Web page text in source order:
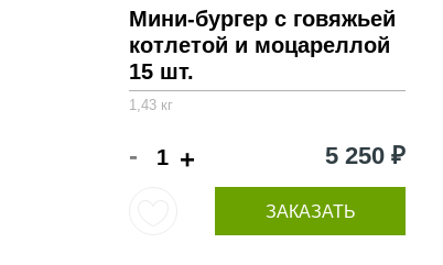
Мини-бургер с говяжьей
котлетой и моцареллой
15 шт.
1,43 кг
- + 5 250 ₽
ЗАКАЗАТЬ